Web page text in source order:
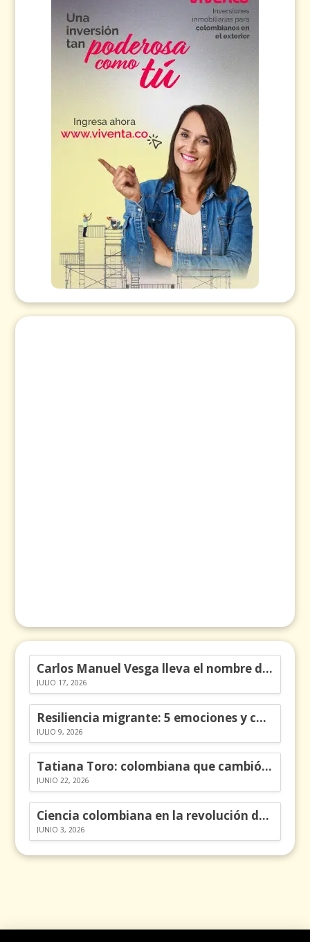
Carlos Manuel Vesga lleva el nombre de Colombia a los Emmy
JULIO 17, 2026
Resiliencia migrante: 5 emociones y cómo gestionarlas
JULIO 9, 2026
Tatiana Toro: colombiana que cambió la historia de las matemáticas
JUNIO 22, 2026
Ciencia colombiana en la revolución de los órganos en chips
JUNIO 3, 2026